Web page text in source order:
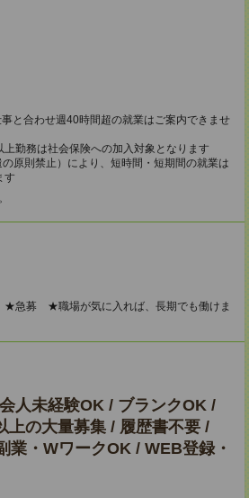
と合わせ週40時間超の就業はご案内できませ
勤務は社会保険への加入対象となります
原則禁止）により、短時間・短期間の就業は
す
★急募 ★職場が気に入れば、長期でも働けま
人未経験OK / ブランクOK /
上の大量募集 / 履歴書不要 /
業・WワークOK / WEB登録・